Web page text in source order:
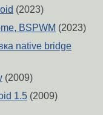
(2023)
BSPWM (2023)
native bridge
(2009)
1.5 (2009)